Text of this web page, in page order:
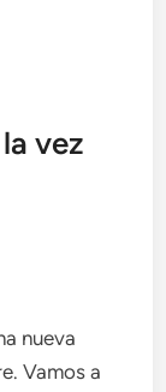
vez
nueva
Vamos a